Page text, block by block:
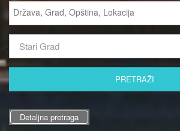
Detaljna pretraga